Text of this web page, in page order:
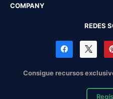
COMPANY
REDES
Consigue recursos